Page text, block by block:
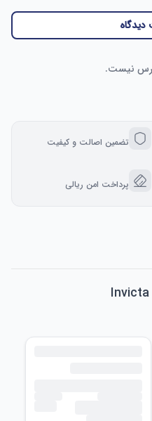
نیست.
تضمین اصالت و کیفیت
پرداخت امن ریالی